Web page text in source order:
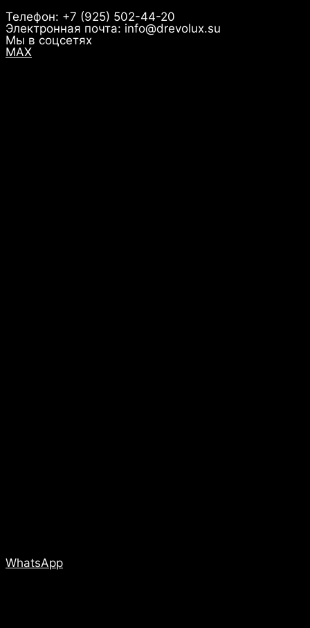
Телефон: +7 (925) 502-44-20
Электронная почта: info@drevolux.su
Мы в соцсетях
MAX
WhatsApp